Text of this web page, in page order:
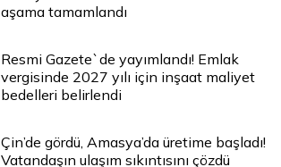
aşama tamamlandı
Resmi Gazete`de yayımlandı! Emlak
vergisinde 2027 yılı için inşaat maliyet
bedelleri belirlendi
Çin’de gördü, Amasya’da üretime başladı!
Vatandaşın ulaşım sıkıntısını çözdü